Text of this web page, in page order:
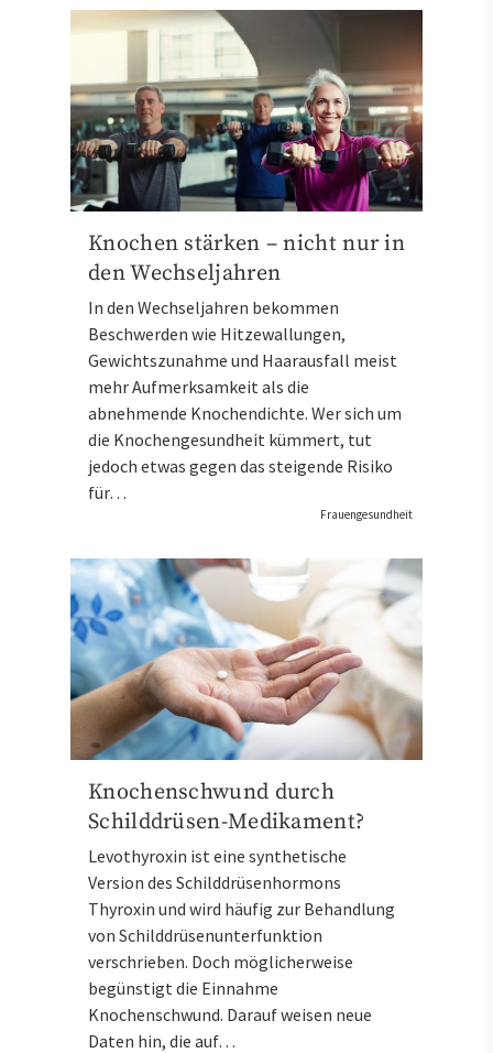
Knochen stärken – nicht nur in
den Wechseljahren
In den Wechseljahren bekommen
Beschwerden wie Hitzewallungen,
Gewichtszunahme und Haarausfall meist
mehr Aufmerksamkeit als die
abnehmende Knochendichte. Wer sich um
die Knochengesundheit kümmert, tut
jedoch etwas gegen das steigende Risiko
für…
Frauengesundheit
Knochenschwund durch
Schilddrüsen-Medikament?
Levothyroxin ist eine synthetische
Version des Schilddrüsenhormons
Thyroxin und wird häufig zur Behandlung
von Schilddrüsenunterfunktion
verschrieben. Doch möglicherweise
begünstigt die Einnahme
Knochenschwund. Darauf weisen neue
Daten hin, die auf…